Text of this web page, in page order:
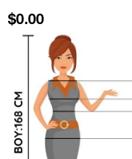
$0.00